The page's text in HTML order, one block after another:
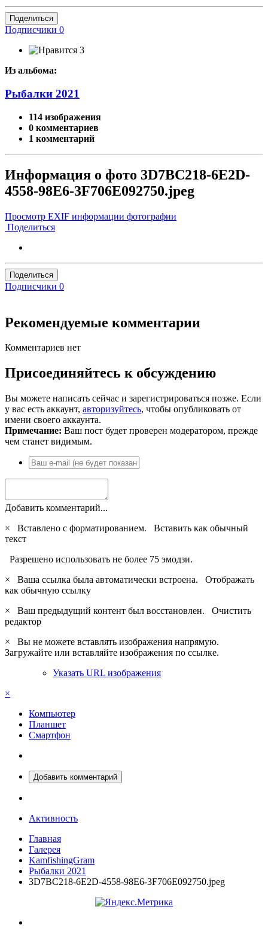
Поделиться
Подписчики 0
3
Из альбома:
Рыбалки 2021
114 изображения
0 комментариев
1 комментарий
Информация о фото 3D7BC218-6E2D-
4558-98E6-3F706E092750.jpeg
Просмотр EXIF информации фотографии
Поделиться
Поделиться
Подписчики 0
Рекомендуемые комментарии
Комментариев нет
Присоединяйтесь к обсуждению
Вы можете написать сейчас и зарегистрироваться позже. Если
у вас есть аккаунт, авторизуйтесь, чтобы опубликовать от
имени своего аккаунта.
Примечание: Ваш пост будет проверен модератором, прежде
чем станет видимым.
Добавить комментарий...
×
Вставлено с форматированием. Вставить как обычный
текст
Разрешено использовать не более 75 эмодзи.
×
Ваша ссылка была автоматически встроена. Отображать
как обычную ссылку
×
Ваш предыдущий контент был восстановлен. Очистить
редактор
×
Вы не можете вставлять изображения напрямую.
Загружайте или вставляйте изображения по ссылке.
Указать URL изображения
×
Компьютер
Планшет
Смартфон
Добавить комментарий
Активность
Главная
Галерея
KamfishingGram
Рыбалки 2021
3D7BC218-6E2D-4558-98E6-3F706E092750.jpeg